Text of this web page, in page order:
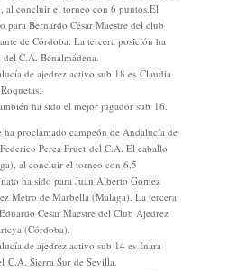
al concluir el torneo con 6 puntos.El
para Bernardo César Maestre del club
de Córdoba. La tercera posición ha
C.A. Benalmádena.
de ajedrez activo sub 18 es Claudia
ha sido el mejor jugador sub 16.
ha proclamado campeón de Andalucía de
Perea Fruet del C.A. El caballo
al concluir el torneo con 6,5
ha sido para Juan Alberto Gomez
Metro de Marbella (Málaga). La tercera
Cesar Maestre del Club Ajedrez
(Córdoba).
de ajedrez activo sub 14 es Inara
C.A. Sierra Sur de Sevilla.